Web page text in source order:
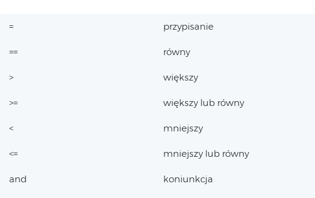
= przypisanie
== równy
> większy
>= większy lub równy
< mniejszy
<= mniejszy lub równy
and koniunkcja